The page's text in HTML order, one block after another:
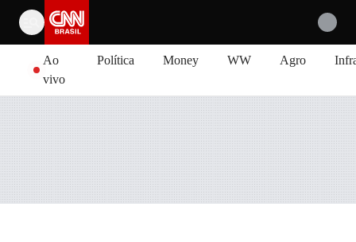
Ao
vivo
Política Money WW Agro